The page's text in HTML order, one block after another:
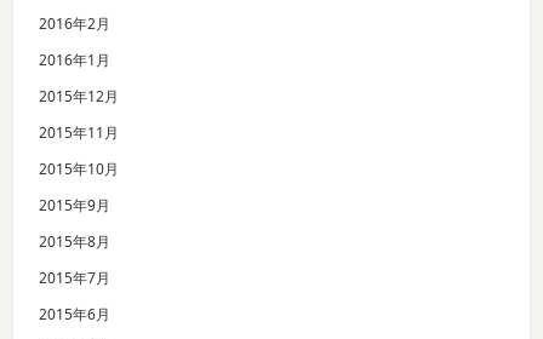
2016年2月
2016年1月
2015年12月
2015年11月
2015年10月
2015年9月
2015年8月
2015年7月
2015年6月